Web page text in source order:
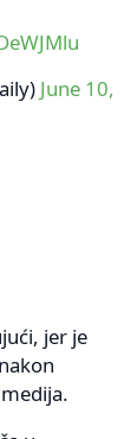
June 10,
jer je